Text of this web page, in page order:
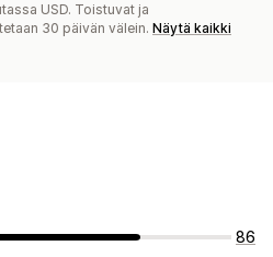
USD. Toistuvat ja
30 päivän välein. Näytä kaikki
86